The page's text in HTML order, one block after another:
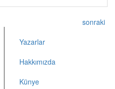
sonraki
Yazarlar
Hakkımızda
Künye